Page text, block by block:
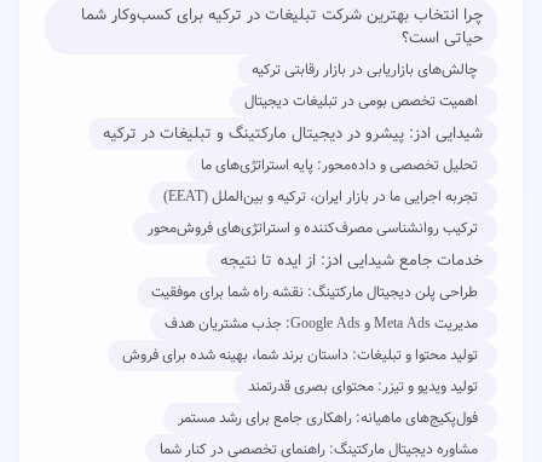
چرا انتخاب بهترین شرکت تبلیغات در ترکیه برای کسب‌وکار شما
حیاتی است؟
چالش‌های بازاریابی در بازار رقابتی ترکیه
اهمیت تخصص بومی در تبلیغات دیجیتال
شیدایی ادز: پیشرو در دیجیتال مارکتینگ و تبلیغات در ترکیه
تحلیل تخصصی و داده‌محور: پایه استراتژی‌های ما
تجربه اجرایی ما در بازار ایران، ترکیه و بین‌الملل (EEAT)
ترکیب روانشناسی مصرف‌کننده و استراتژی‌های فروش‌محور
خدمات جامع شیدایی ادز: از ایده تا نتیجه
طراحی پلن دیجیتال مارکتینگ: نقشه راه شما برای موفقیت
مدیریت Meta Ads و Google Ads: جذب مشتریان هدف
تولید محتوا و تبلیغات: داستان برند شما، بهینه شده برای فروش
تولید ویدیو و تیزر: محتوای بصری قدرتمند
فول‌پکیج‌های ماهیانه: راهکاری جامع برای رشد مستمر
مشاوره دیجیتال مارکتینگ: راهنمای تخصصی در کنار شما